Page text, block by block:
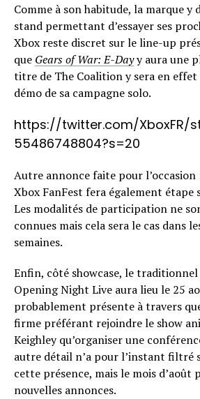
Comme à son habitude, la marque y
stand permettant d’essayer ses
Xbox reste discret sur le line-up
que Gears of War: E-Dayy aura une
titre de The Coalition y sera en
démo de sa campagne solo.
https://twitter.com/XboxFR/
55486748804?s=20
Autre annonce faite pour
Xbox FanFest fera également étape
Les modalités de participation ne
connues mais cela sera le cas dans
semaines.
Enfin, côté showcase, le traditionnel
Opening Night Live aura lieu le 25
probablement présente à travers
firme préférant rejoindre le show
Keighley qu’organiser une
autre détail n’a pour l’instant filtré
cette présence, mais le mois d’août
nouvelles annonces.